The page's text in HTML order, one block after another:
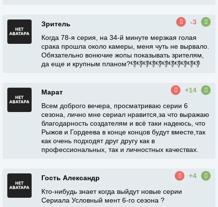
Зритель
-3
Когда 78-я серия, на 34-й минуте мерзкая голая
срака прошла около камеры, меня чуть не вырвало.
Обязательно вонючие жопы показывать зрителям,
да еще и крупным планом?👎👎👎👎👎👎👎👎👎👎👎
Марат
+14
Всем доброго вечера, просматриваю серии 6
сезона, лично мне сериал нравится,за что выражаю
благодарность создателям и всё таки надеюсь, что
Рыжов и Гордеева в конце концов будут вместе,так
как очень подходят друг другу как в
профессиональных, так и личностных качествах.
Гость Александр
+4
Кто-нибудь знает когда выйдут новые серии
Сериала Условный мент 6-го сезона ?